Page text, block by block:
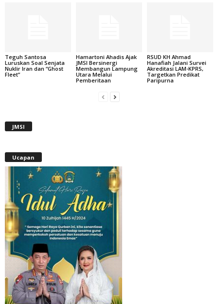
Teguh Santosa
Luruskan Soal Senjata
Nuklir Iran dan “Ghost
Fleet”
Hamartoni Ahadis Ajak
JMSI Bersinergi
Membangun Lampung
Utara Melalui
Pemberitaan
RSUD KH Ahmad
Hanafiah Jalani Survei
Akreditasi LAM-KPRS,
Targetkan Predikat
Paripurna
JMSI
Ucapan